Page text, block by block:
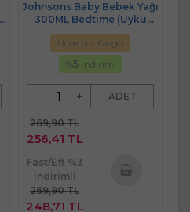
Johnsons Baby Bebek Yağı
300ML Bedtime (Uyku
Rutini)
Ücretsiz Kargo
%5 İndirim
- + ADET
269,90 TL
256,41 TL
Fast/Eft %3
indirimli
269,90 TL
248,71 TL